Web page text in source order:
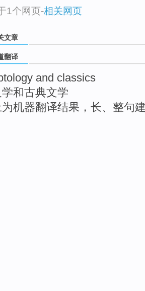
1个网页-相关网页
文章
翻译
and classics
和古典文学
为机器翻译结果，长、整句